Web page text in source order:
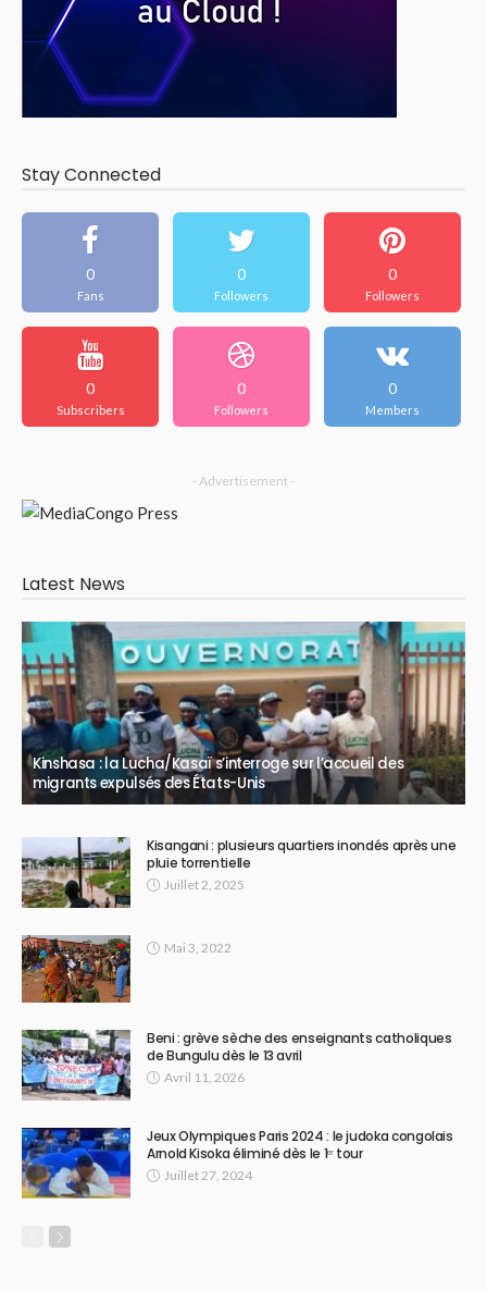
Stay Connected
0
Fans
0
Followers
0
Followers
0
Subscribers
0
Followers
0
Members
- Advertisement -
Latest News
Kinshasa : la Lucha/Kasaï s’interroge sur l’accueil des
migrants expulsés des États-Unis
Kisangani : plusieurs quartiers inondés après une
pluie torrentielle
Juillet 2, 2025
Mai 3, 2022
Beni : grève sèche des enseignants catholiques
de Bungulu dès le 13 avril
Avril 11, 2026
Jeux Olympiques Paris 2024 : le judoka congolais
Arnold Kisoka éliminé dès le 1ᵉʳ tour
Juillet 27, 2024